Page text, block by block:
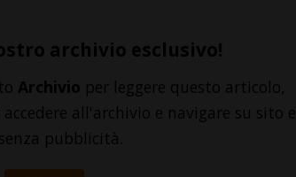
archivio esclusivo!
Archivio per leggere questo articolo,
accedere all'archivio e navigare su sito e
pubblicità.